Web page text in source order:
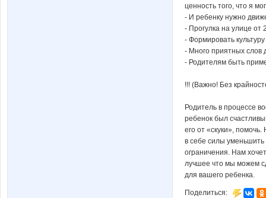
ценность того, что я
- И ребенку нужно
- Прогулка на улице от
- Формировать
- Много приятных слов
- Родителям быть
!!! (Важно! Без
Родитель в процессе
ребенок был
его от «скуки»,
в себе силы
ограничения. Нам
лучшее что мы можем
для вашего ребенка.
Поделиться: